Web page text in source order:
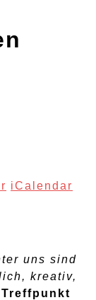
iCalendar
uns sind
kreativ,
Treffpunkt